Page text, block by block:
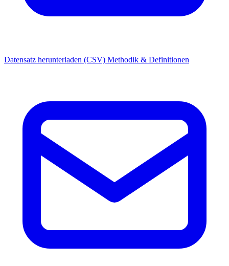
Datensatz herunterladen (CSV) Methodik & Definitionen